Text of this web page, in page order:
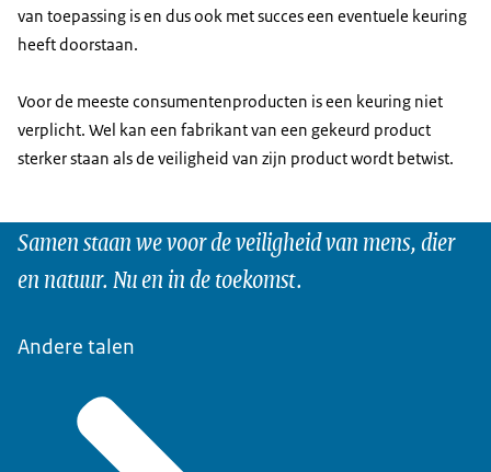
van toepassing is en dus ook met succes een eventuele keuring
heeft doorstaan.
Voor de meeste consumentenproducten is een keuring niet
verplicht. Wel kan een fabrikant van een gekeurd product
sterker staan als de veiligheid van zijn product wordt betwist.
Samen staan we voor de veiligheid van mens, dier
en natuur. Nu en in de toekomst.
Andere talen